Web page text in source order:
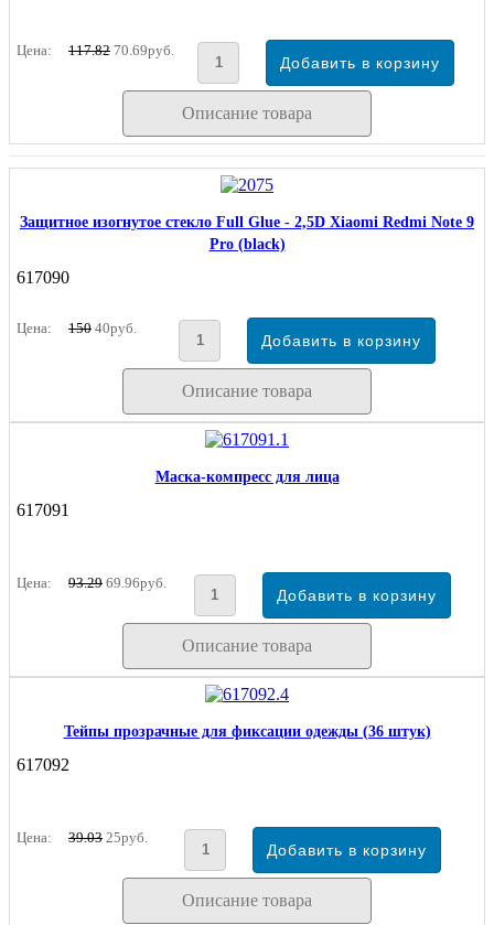
Цена: 117.82 70.69руб.
Описание товара
Защитное изогнутое стекло Full Glue - 2,5D Xiaomi Redmi Note 9
Pro (black)
617090
Цена: 150 40руб.
Описание товара
Маска-компресс для лица
617091
Цена: 93.29 69.96руб.
Описание товара
Тейпы прозрачные для фиксации одежды (36 штук)
617092
Цена: 39.03 25руб.
Описание товара